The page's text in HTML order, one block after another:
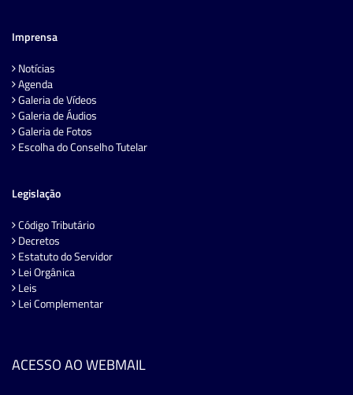
Imprensa
Notícias
Agenda
Galeria de Vídeos
Galeria de Áudios
Galeria de Fotos
Escolha do Conselho Tutelar
Legislação
Código Tributário
Decretos
Estatuto do Servidor
Lei Orgânica
Leis
Lei Complementar
ACESSO AO WEBMAIL